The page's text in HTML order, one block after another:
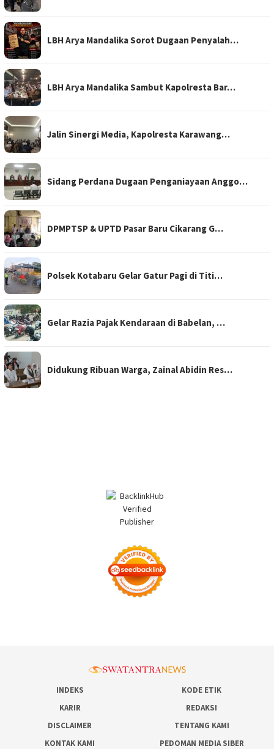
LBH Arya Mandalika Sorot Dugaan Penyalah…
LBH Arya Mandalika Sambut Kapolresta Bar…
Jalin Sinergi Media, Kapolresta Karawang…
Sidang Perdana Dugaan Penganiayaan Anggo…
DPMPTSP & UPTD Pasar Baru Cikarang G…
Polsek Kotabaru Gelar Gatur Pagi di Titi…
Gelar Razia Pajak Kendaraan di Babelan, …
Didukung Ribuan Warga, Zainal Abidin Res…
INDEKS
KODE ETIK
KARIR
REDAKSI
DISCLAIMER
TENTANG KAMI
KONTAK KAMI
PEDOMAN MEDIA SIBER